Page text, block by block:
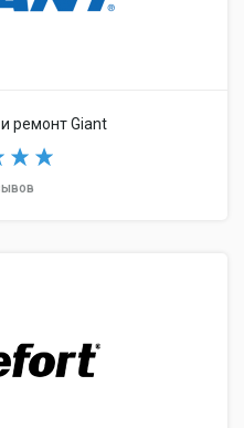
ремонт Giant